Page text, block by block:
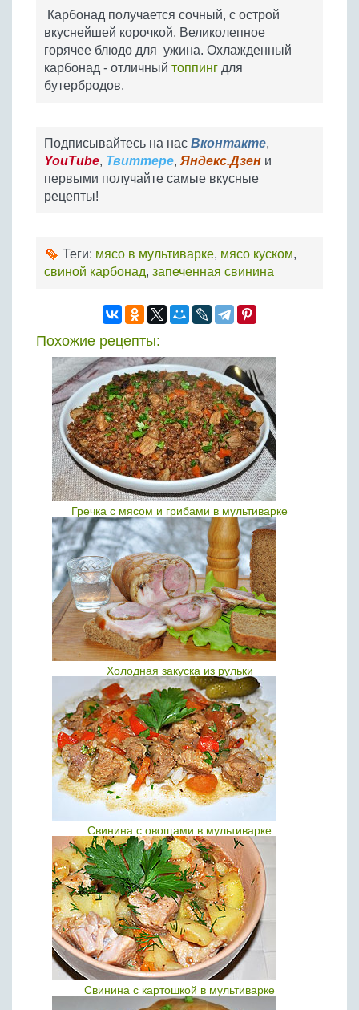
Карбонад получается сочный, с острой
вкуснейшей корочкой. Великолепное
горячее блюдо для ужина. Охлажденный
карбонад - отличный топпинг для
бутербродов.
Подписывайтесь на нас Вконтакте,
YouTube, Твиттере, Яндекс.Дзен и
первыми получайте самые вкусные
рецепты!
Теги: мясо в мультиварке, мясо куском,
свиной карбонад, запеченная свинина
Похожие рецепты:
Гречка с мясом и грибами в мультиварке
Холодная закуска из рульки
Свинина с овощами в мультиварке
Свинина с картошкой в мультиварке